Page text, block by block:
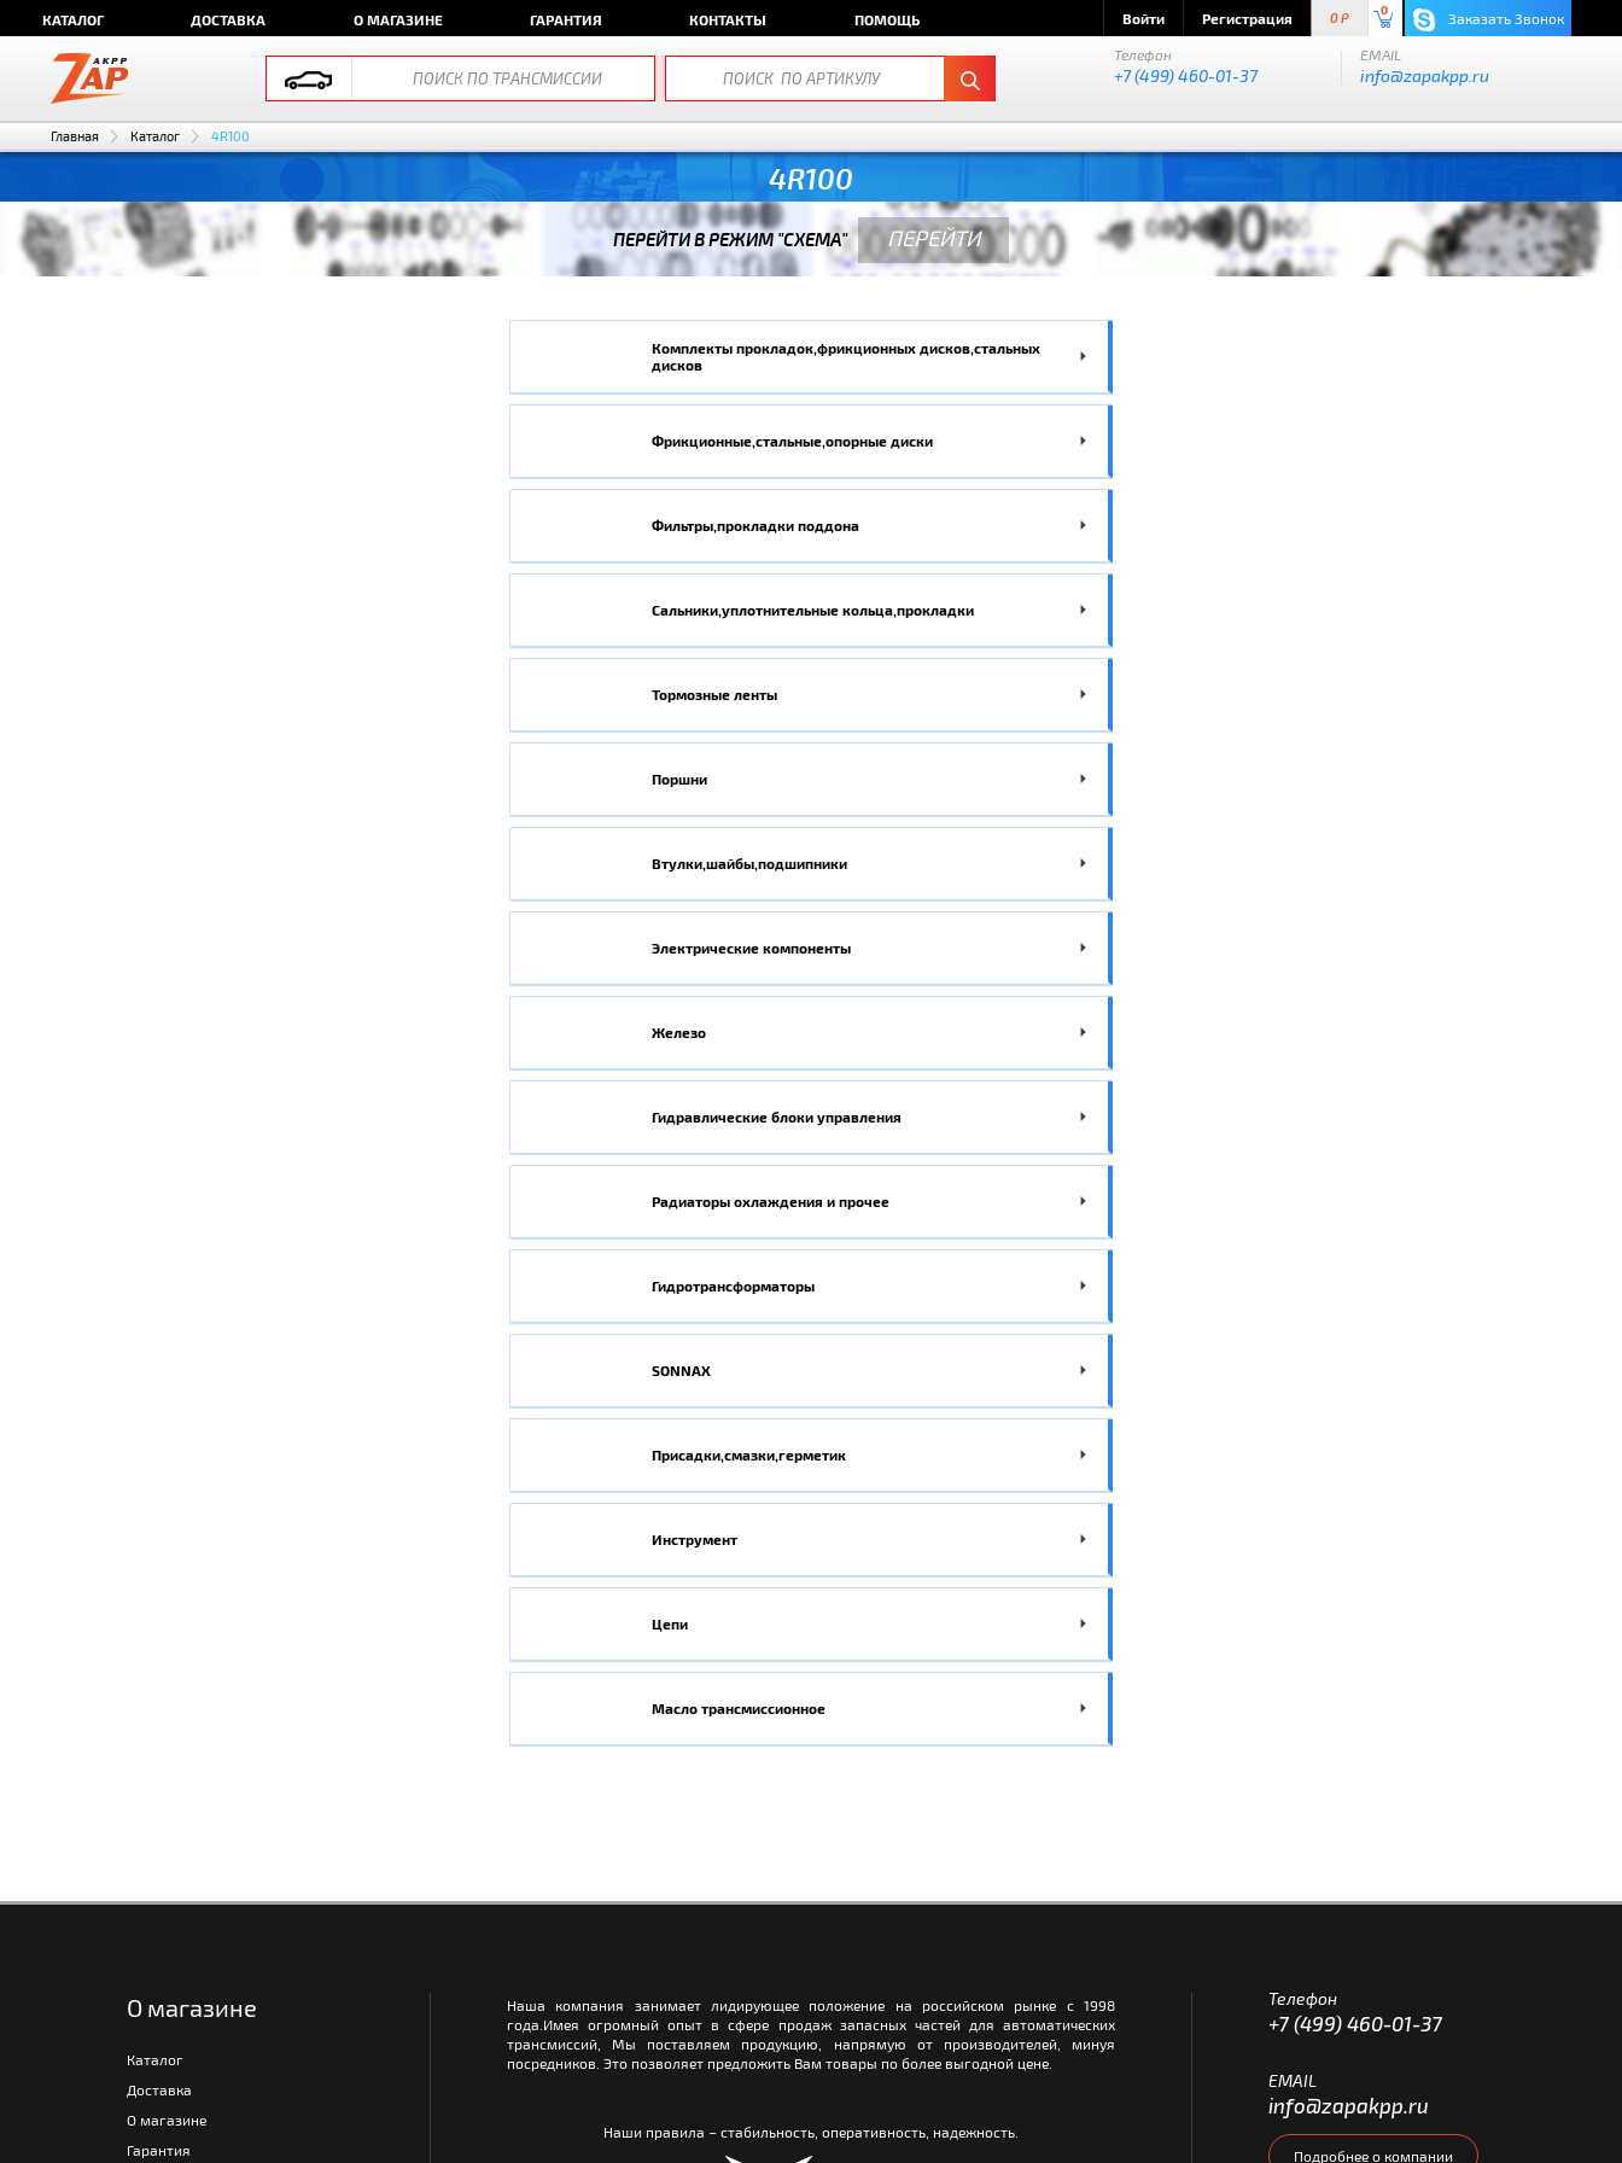
КАТАЛОГ ДОСТАВКА О МАГАЗИНЕ ГАРАНТИЯ КОНТАКТЫ ПОМОЩЬ Войти Регистрация 0 P
0 Заказать Звонок
Телефон
+7 (499) 460-01-37
EMAIL
info@zapakpp.ru
Главная Каталог 4R100
4R100
ПЕРЕЙТИ В РЕЖИМ "СХЕМА" ПЕРЕЙТИ
Комплекты прокладок,фрикционных дисков,стальных
дисков
Фрикционные,стальные,опорные диски
Фильтры,прокладки поддона
Сальники,уплотнительные кольца,прокладки
Тормозные ленты
Поршни
Втулки,шайбы,подшипники
Электрические компоненты
Железо
Гидравлические блоки управления
Радиаторы охлаждения и прочее
Гидротрансформаторы
SONNAX
Присадки,смазки,герметик
Инструмент
Цепи
Масло трансмиссионное
О магазине
Каталог
Доставка
О магазине
Гарантия
Наша компания занимает лидирующее положение на российском рынке с 1998
года.Имея огромный опыт в сфере продаж запасных частей для автоматических
трансмиссий, Мы поставляем продукцию, напрямую от производителей, минуя
посредников. Это позволяет предложить Вам товары по более выгодной цене.
Наши правила – стабильность, оперативность, надежность.
Телефон
+7 (499) 460-01-37
EMAIL
info@zapakpp.ru
Подробнее о компании